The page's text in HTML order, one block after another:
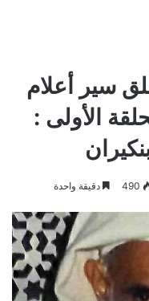
سير أعلام
الأولى :
490 دقيقة واحدة